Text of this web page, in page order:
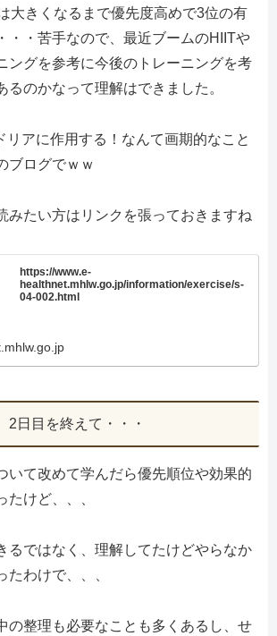
大きくなるまで優先度高めで3位の有
・・苦手なので、最近ブームのHIITや
ングを参考に今後のトレーニングを考
るのかなって理解はできました。
リアに作用する！なんて画期的なこと
ブログでｗｗ
みたい方はリンクを張っておきますね
https://www.e-
healthnet.mhlw.go.jp/information/exercise/s-
04-002.html
2日目を終えて・・・
いて改めて学んだら優先順位や効果的
たけど、、、
るではなく、理解してたけどやらなか
たわけで、、、
の整理も必要なことも多くあるし、せ